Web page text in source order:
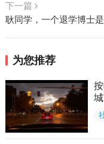
下一篇
耿同学，一个退学博士
为您推荐